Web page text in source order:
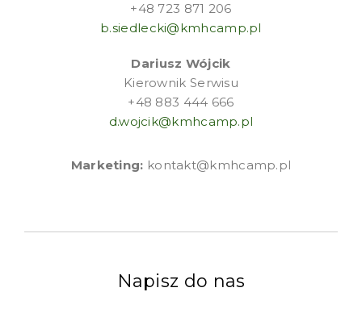
+48 723 871 206
b.siedlecki@kmhcamp.pl
Dariusz Wójcik
Kierownik Serwisu
+48 883 444 666
d.wojcik@kmhcamp.pl
Marketing: kontakt@kmhcamp.pl
Napisz do nas